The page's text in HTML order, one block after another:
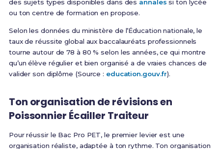
des sujets types disponibles dans des annales si ton lycée
ou ton centre de formation en propose.
Selon les données du ministère de l’Éducation nationale, le
taux de réussite global aux baccalauréats professionnels
tourne autour de 78 à 80 % selon les années, ce qui montre
qu’un élève régulier et bien organisé a de vraies chances de
valider son diplôme (Source : education.gouv.fr).
Ton organisation de révisions en
Poissonnier Écailler Traiteur
Pour réussir le Bac Pro PET, le premier levier est une
organisation réaliste, adaptée à ton rythme. Ton organisation